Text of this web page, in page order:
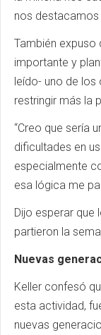
nos destacamos
También expuso
importante y
leído- uno de
restringir más la
“Creo que sería
dificultades en
especialmente
esa lógica me
Dijo esperar que
partieron la
Nuevas
Keller confesó
esta actividad,
nuevas